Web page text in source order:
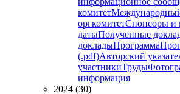
комитет
оргкомитетСпонсоры и
датыПолученные
докладыПрограмма
(.pdf)Авторский
участникиТруды
информация
2024 (30)